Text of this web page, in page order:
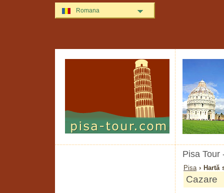
Pisa Tour
Pisa › Hartă
Cazare
Romana